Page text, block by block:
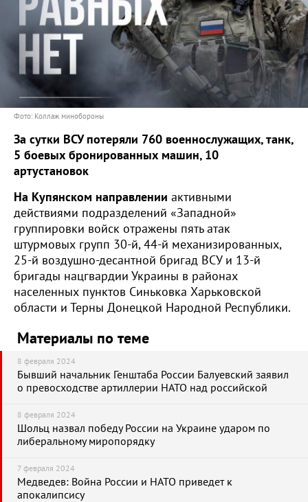
Фото: Коллаж минобороны
За сутки ВСУ потеряли 760 военнослужащих, танк,
5 боевых бронированных машин, 10
артустановок
На Купянском направлении активными
действиями подразделений «Западной»
группировки войск отражены пять атак
штурмовых групп 30-й, 44-й механизированных,
25-й воздушно-десантной бригад ВСУ и 13-й
бригады нацгвардии Украины в районах
населенных пунктов Синьковка Харьковской
области и Терны Донецкой Народной Республики.
Материалы по теме
8 февраля 2024
Бывший начальник Генштаба России Балуевский заявил
о превосходстве артиллерии НАТО над российской
8 февраля 2024
Шольц назвал победу России на Украине ударом по
либеральному миропорядку
7 февраля 2024
Медведев: Война России и НАТО приведет к
апокалипсису